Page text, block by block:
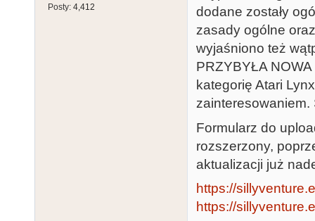
Posty: 4,412
dodane zostały
zasady ogólne
wyjaśniono też
PRZYBYŁA
kategorię Atari
zainteresowaniem.
Formularz do
rozszerzony,
aktualizacji już
https://
https://